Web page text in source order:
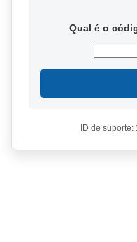
Qual é o
ID de